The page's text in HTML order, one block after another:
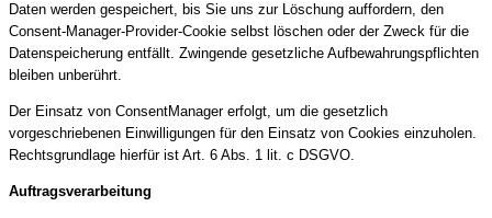
Daten werden gespeichert, bis Sie uns zur Löschung auffordern, den
Consent-Manager-Provider-Cookie selbst löschen oder der Zweck für die
Datenspeicherung entfällt. Zwingende gesetzliche Aufbewahrungspflichten
bleiben unberührt.
Der Einsatz von ConsentManager erfolgt, um die gesetzlich
vorgeschriebenen Einwilligungen für den Einsatz von Cookies einzuholen.
Rechtsgrundlage hierfür ist Art. 6 Abs. 1 lit. c DSGVO.
Auftragsverarbeitung